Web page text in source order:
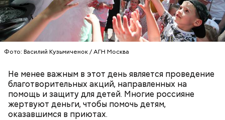
Фото: Василий Кузьмиченок / АГН Москва
Не менее важным в этот день является проведение
благотворительных акций, направленных на
помощь и защиту для детей. Многие россияне
жертвуют деньги, чтобы помочь детям,
оказавшимся в приютах.
беременным, кормящим женщинам;
людям с ослабленной иммунной системой;
детям.